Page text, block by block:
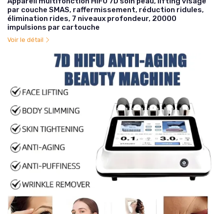
par couche SMAS, raffermissement, réduction ridules,
élimination rides, 7 niveaux profondeur, 20000
impulsions par cartouche
Voir le détail